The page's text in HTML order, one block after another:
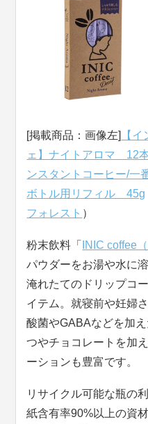
[掲載商品：画像左]
【
ェ】ナイトアロマ 12
ンスタントコーヒー/
ボトル用リフィル 45g
フォレスト ）
粉末飲料「 INIC coffee
パウダーをお湯や水に
淹れたてのドリップコ
イテム。就寝前や妊婦
酸菌やGABAなどを加
つやチョコレートを加
ーションも豊富です。
リサイクル可能な瓶の
紙含有率90%以上の資